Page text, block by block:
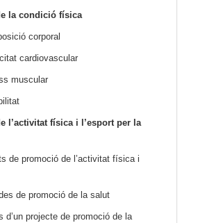
la condició física
corporal
cardiovascular
muscular
l’activitat física i l’esport per la
de promoció de l’activitat física i
de promoció de la salut
d’un projecte de promoció de la